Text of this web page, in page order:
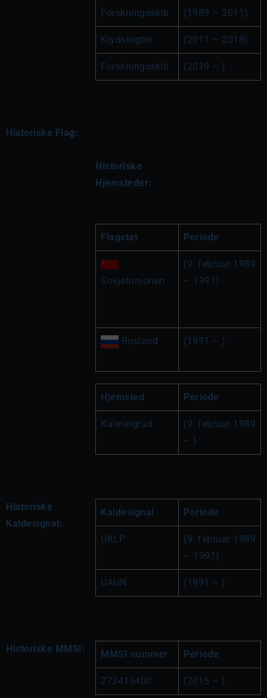
Forskningsskib (1989 – 2011)
Krydstogter (2011 – 2018)
Forskningsskib (2019 – )
Historiske Flag:
Historiske
Hjemsteder:
Flagstat Periode
Sovjetunionen
(9. februar 1989
– 1991)
Rusland (1991 – )
Hjemsted Periode
Kaliningrad
(9. februar 1989
– )
Historiske
Kaldesignal:
Kaldesignal Periode
UKLP
(9. februar 1989
– 1991)
UAUN (1991 – )
Historiske MMSI: MMSI nummer Periode
273413400 (2015 – )